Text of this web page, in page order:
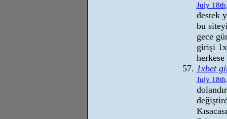
July
destek
bu
gece
girişi
1xbet
July